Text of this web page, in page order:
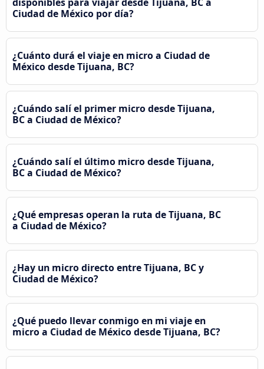
Ciudad de México por día?
¿Cuánto durá el viaje en micro a Ciudad de
México desde Tijuana, BC?
¿Cuándo salí el primer micro desde Tijuana,
BC a Ciudad de México?
¿Cuándo salí el último micro desde Tijuana,
BC a Ciudad de México?
¿Qué empresas operan la ruta de Tijuana, BC
a Ciudad de México?
¿Hay un micro directo entre Tijuana, BC y
Ciudad de México?
¿Qué puedo llevar conmigo en mi viaje en
micro a Ciudad de México desde Tijuana, BC?